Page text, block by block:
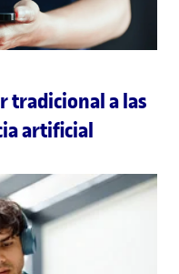
tradicional a las
artificial